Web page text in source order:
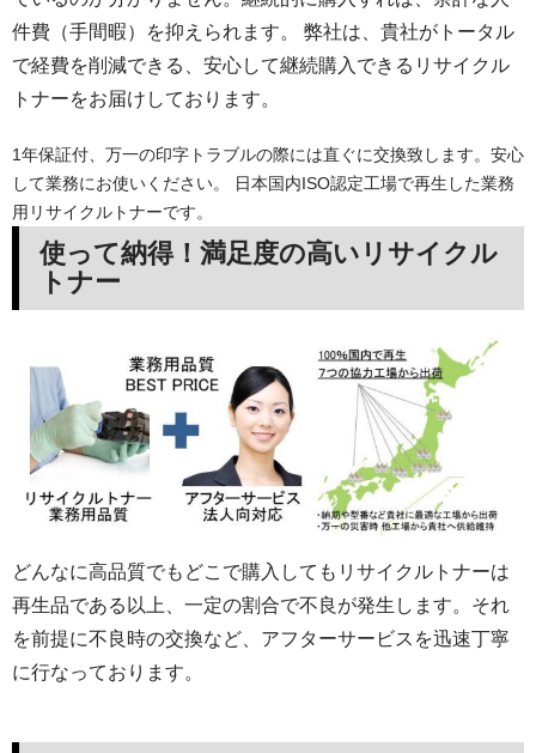
件費（手間暇）を抑えられます。 弊社は、貴社がトータル
で経費を削減できる、安心して継続購入できるリサイクル
トナーをお届けしております。
1年保証付、万一の印字トラブルの際には直ぐに交換致します。安心
して業務にお使いください。 日本国内ISO認定工場で再生した業務
用リサイクルトナーです。
使って納得！満足度の高いリサイクル
トナー
どんなに高品質でもどこで購入してもリサイクルトナーは
再生品である以上、一定の割合で不良が発生します。それ
を前提に不良時の交換など、アフターサービスを迅速丁寧
に行なっております。